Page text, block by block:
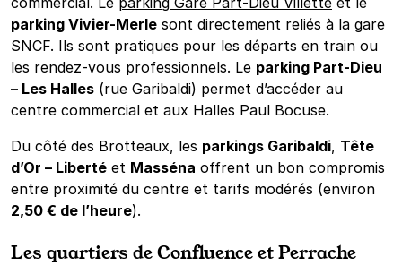
parking Vivier-Merle sont directement reliés à la gare
SNCF. Ils sont pratiques pour les départs en train ou
les rendez-vous professionnels. Le parking Part-Dieu
– Les Halles (rue Garibaldi) permet d’accéder au
centre commercial et aux Halles Paul Bocuse.
Du côté des Brotteaux, les parkings Garibaldi, Tête
d’Or – Liberté et Masséna offrent un bon compromis
entre proximité du centre et tarifs modérés (environ
2,50 € de l’heure).
Les quartiers de Confluence et Perrache